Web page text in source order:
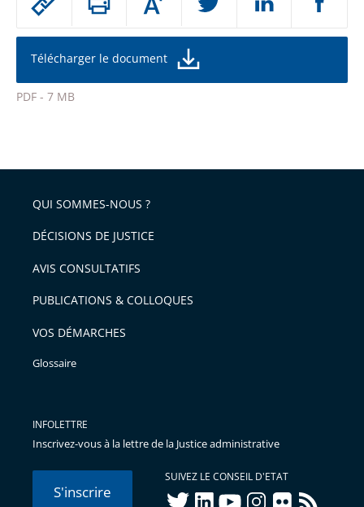
partage
de
l'article
pour
Augmenter
ou
la
de
police
Télécharger le document
PDF - 7 MB
l'article
pour
avant
QUI SOMMES-NOUS ?
DÉCISIONS DE JUSTICE
AVIS CONSULTATIFS
PUBLICATIONS & COLLOQUES
VOS DÉMARCHES
Glossaire
INFOLETTRE
Inscrivez-vous à la lettre de la Justice administrative
S'inscrire
SUIVEZ LE CONSEIL D'ETAT
twitterlinkedInyoutubeinstagram
flickr rss